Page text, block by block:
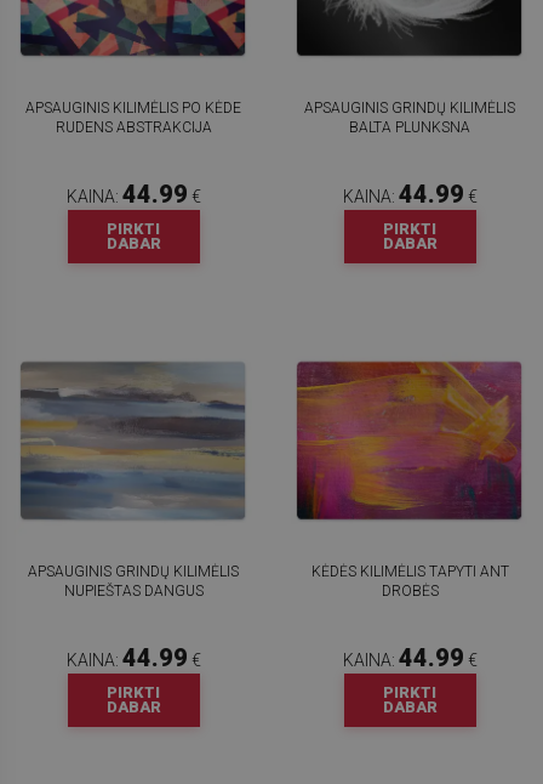
APSAUGINIS KILIMĖLIS PO KĖDE
RUDENS ABSTRAKCIJA
KAINA: 44.99 €
PIRKTI
DABAR
APSAUGINIS GRINDŲ KILIMĖLIS
BALTA PLUNKSNA
KAINA: 44.99 €
PIRKTI
DABAR
APSAUGINIS GRINDŲ KILIMĖLIS
NUPIEŠTAS DANGUS
KAINA: 44.99 €
PIRKTI
DABAR
KĖDĖS KILIMĖLIS TAPYTI ANT
DROBĖS
KAINA: 44.99 €
PIRKTI
DABAR